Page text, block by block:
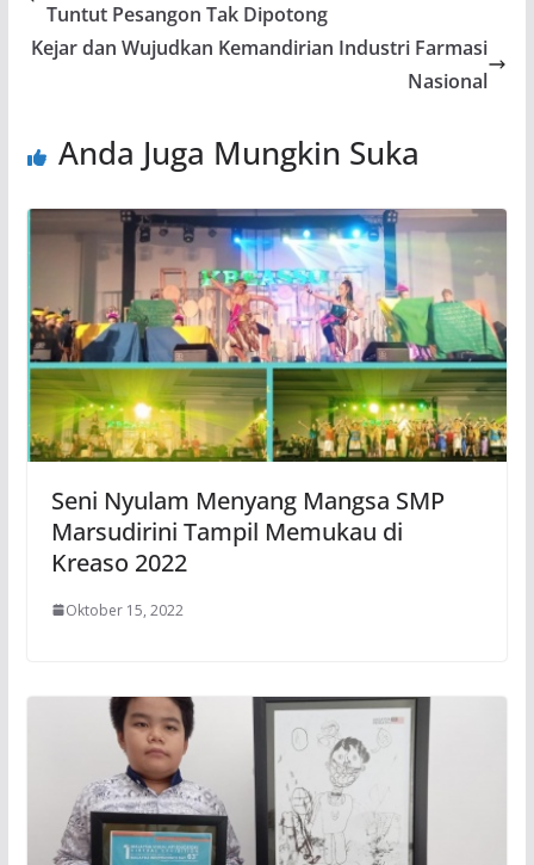
Tuntut Pesangon Tak Dipotong
Kejar dan Wujudkan Kemandirian Industri Farmasi
Nasional
Anda Juga Mungkin Suka
Seni Nyulam Menyang Mangsa SMP
Marsudirini Tampil Memukau di
Kreaso 2022
Oktober 15, 2022